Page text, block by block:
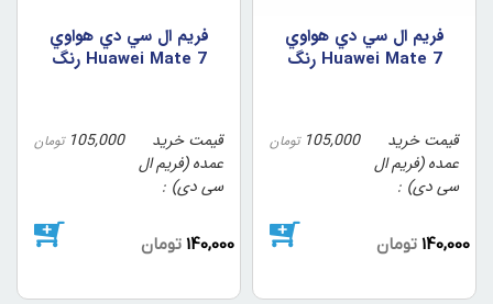
فريم ال سي دي هواوي
Huawei Mate 7 رنگ
قیمت خرید
عمده (فریم ال
سی دی)
105,000 تومان
140,000 تومان
فريم ال سي دي هواوي
Huawei Mate 7 رنگ
قیمت خرید
عمده (فریم ال
سی دی)
105,000 تومان
140,000 تومان